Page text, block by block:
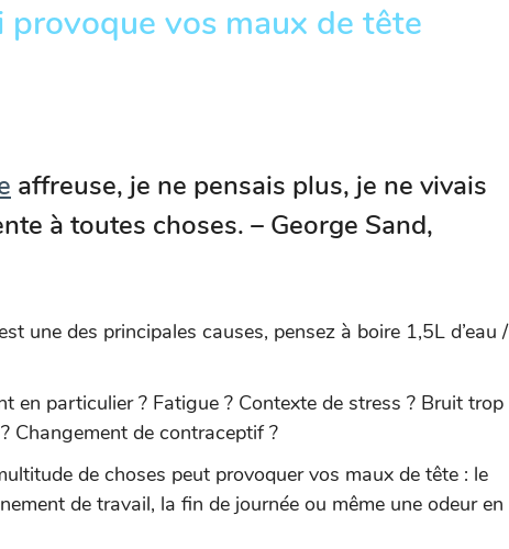
provoque vos maux de tête
affreuse, je ne pensais plus, je ne vivais
à toutes choses. – George Sand,
une des principales causes, pensez à boire 1,5L d’eau /
en particulier ? Fatigue ? Contexte de stress ? Bruit trop
Changement de contraceptif ?
de choses peut provoquer vos maux de tête : le
de travail, la fin de journée ou même une odeur en